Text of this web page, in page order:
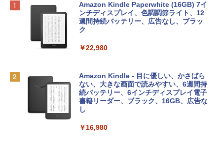
Apple 2026 MacBook Neo A18 Proチッ
プ搭載13インチノートブック：AIとAppl
e Intelligence、Liquid Retinaディスプ
レイ、8GBメモリ、512GB SSD、1080p
ィゴ + 3年延長 AppleCare+ for 13インチ
￥162,598
tomtoc 360°保護 15.6 16インチ パソコ
ンケース Dell NEC Lavie ASUS HP dyna
Robloxギフトカード - 800 Robux 【限
定バーチャルアイテムを含む】 【オンラ
インゲームコード】 ロブロックス | オン
ラインコード版
￥1,300
Microsoft Office Home & Business 202
4(最新 永続版)|オンラインコード版|Wind
ows11、10/mac対応|PC2台
￥39,582
生成AIパスポート公式テキスト 第４版
￥1,766
出す プロンプトの言葉 AI画像生成シリー
ズ (はぴーイラストLabo)
￥480
ClaudeCode いちばんやさしい 教科書:
Amazon Kindle Paperwhite (16GB) 7イ
ンチディスプレイ、色調調節ライト、12
週間持続バッテリー、広告なし、ブラッ
ク
￥22,980
Amazon Kindle - 目に優しい、かさばら
ない、大きな画面で読みやすい、6週間持
続バッテリー、6インチディスプレイ電子
書籍リーダー、ブラック、16GB、広告な
し
￥16,980